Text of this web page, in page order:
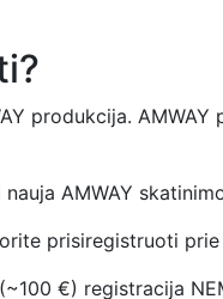
produkcija.
AMWAY
prisiregistruoti
€) registracija